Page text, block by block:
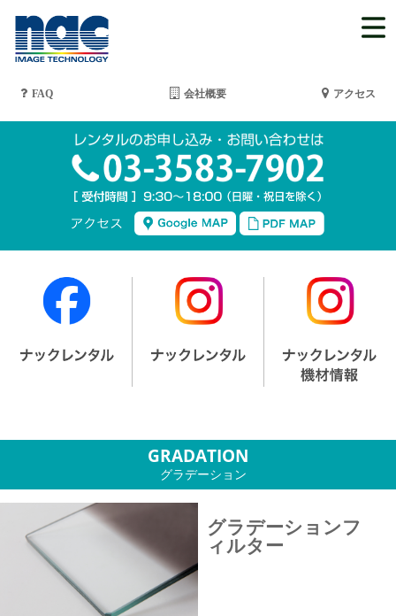
FAQ 会社概要 アクセス
GRADATION
グラデーション
グラデーションフ
ィルター